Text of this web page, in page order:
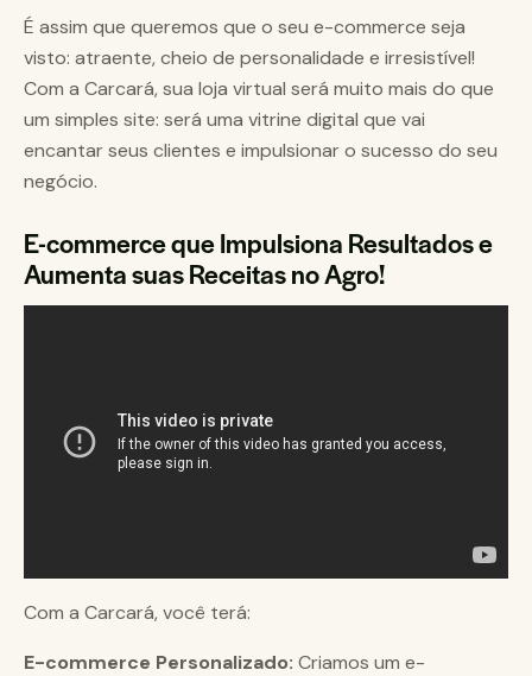
É assim que queremos que o seu e-commerce seja
visto: atraente, cheio de personalidade e irresistível!
Com a Carcará, sua loja virtual será muito mais do que
um simples site: será uma vitrine digital que vai
encantar seus clientes e impulsionar o sucesso do seu
negócio.
E-commerce que Impulsiona Resultados e
Aumenta suas Receitas no Agro!
Com a Carcará, você terá:
E-commerce Personalizado: Criamos um e-